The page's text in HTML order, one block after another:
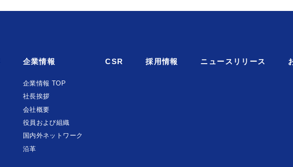
企業情報
企業情報 TOP
社長挨拶
会社概要
役員および組織
国内外ネットワーク
沿革
CSR 採用情報 ニュースリリース